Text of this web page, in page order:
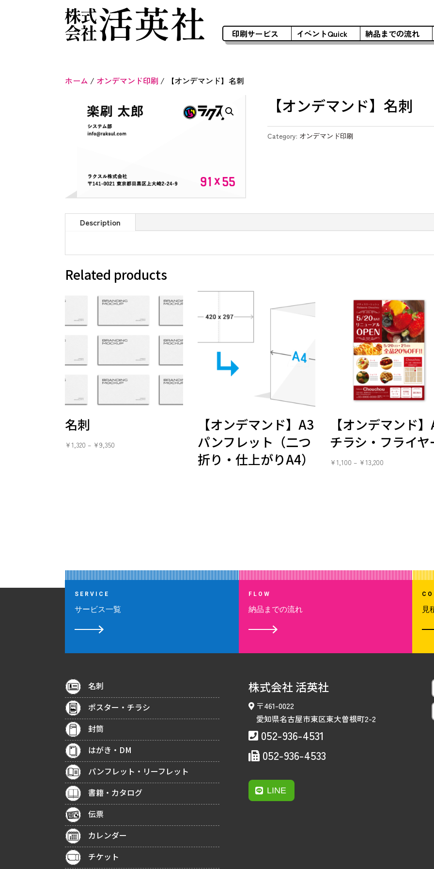
印刷サービス イベントQuick 納品までの流れ
ホーム / オンデマンド印刷 / 【オンデマンド】名刺
【オンデマンド】名刺
Category: オンデマンド印刷
Description
Related products
名刺
¥ 1,320 – ¥9,350
【オンデマンド】A3
パンフレット（二つ
折り・仕上がりA4）
【オンデマンド
チラシ・フライヤ
¥ 1,100 – ¥ 13,200
SERVICE
サービス一覧
FLOW
納品までの流れ 見
名刺
ポスター・チラシ
封筒
はがき・DM
パンフレット・リーフレット
書籍・カタログ
伝票
カレンダー
チケット
株式会社 活英社
〒461-0022
愛知県名古屋市東区東大曽根町2-2
052-936-4531
052-936-4533
LINE